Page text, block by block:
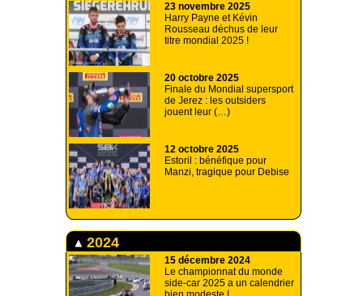
23 novembre 2025
Harry Payne et Kévin
Rousseau déchus de leur
titre mondial 2025 !
20 octobre 2025
Finale du Mondial supersport
de Jerez : les outsiders
jouent leur (…)
12 octobre 2025
Estoril : bénéfique pour
Manzi, tragique pour Debise
2024
15 décembre 2024
Le championnat du monde
side-car 2025 a un calendrier